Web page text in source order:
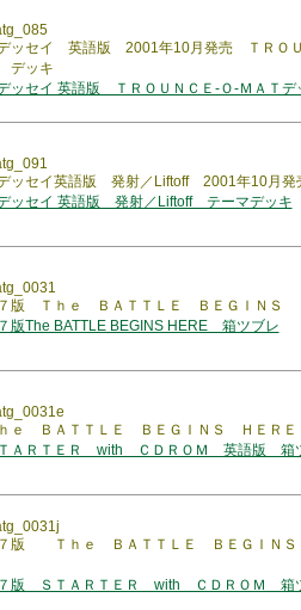
ッセイ 英語版 2001年10月発売 ＴＲＯＵ
デッキ
ッセイ 英語版 ＴＲＯＵＮＣＥ-Ｏ-ＭＡＴデ
ッセイ英語版 発射／Liftoff 2001年10月
ッセイ 英語版 発射／Liftoff テーマデッキ
版 Ｔｈｅ ＢＡＴＴＬＥ ＢＥＧＩＮＳ
版The BATTLE BEGINS HERE 箱ツブレ
ｅ ＢＡＴＴＬＥ ＢＥＧＩＮＳ ＨＥＲＥ
ＡＲＴＥＲ with ＣＤＲＯＭ 英語版 箱
版 Ｔｈｅ ＢＡＴＴＬＥ ＢＥＧＩＮ
版 ＳＴＡＲＴＥＲ with ＣＤＲＯＭ 箱